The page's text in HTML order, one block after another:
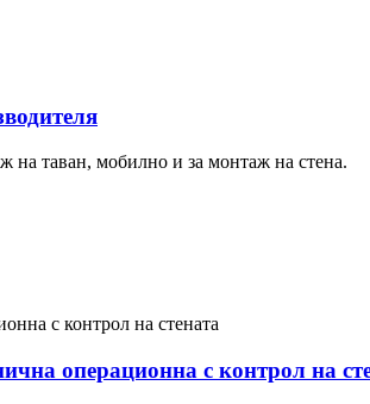
на таван, мобилно и за монтаж на стена.
операционна с контрол на